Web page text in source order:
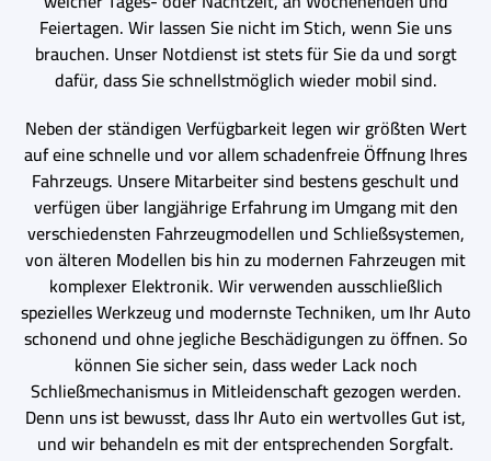
Feiertagen. Wir lassen Sie nicht im Stich, wenn Sie uns
brauchen. Unser Notdienst ist stets für Sie da und sorgt
dafür, dass Sie schnellstmöglich wieder mobil sind.
Neben der ständigen Verfügbarkeit legen wir größten Wert
auf eine schnelle und vor allem schadenfreie Öffnung Ihres
Fahrzeugs. Unsere Mitarbeiter sind bestens geschult und
verfügen über langjährige Erfahrung im Umgang mit den
verschiedensten Fahrzeugmodellen und Schließsystemen,
von älteren Modellen bis hin zu modernen Fahrzeugen mit
komplexer Elektronik. Wir verwenden ausschließlich
spezielles Werkzeug und modernste Techniken, um Ihr Auto
schonend und ohne jegliche Beschädigungen zu öffnen. So
können Sie sicher sein, dass weder Lack noch
Schließmechanismus in Mitleidenschaft gezogen werden.
Denn uns ist bewusst, dass Ihr Auto ein wertvolles Gut ist,
und wir behandeln es mit der entsprechenden Sorgfalt.